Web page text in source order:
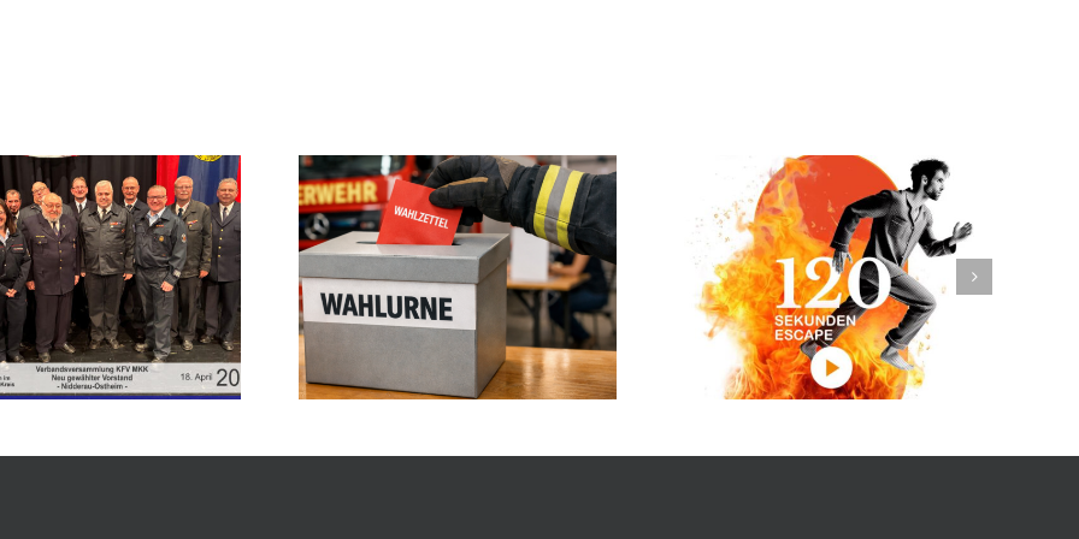
Einladung zur Verbandsversammlung
2026
Aller guten Dinge sind drei: 3x
Rauchmeldertag in 2026
Tag des Notrufs – 112 rettet Leben!